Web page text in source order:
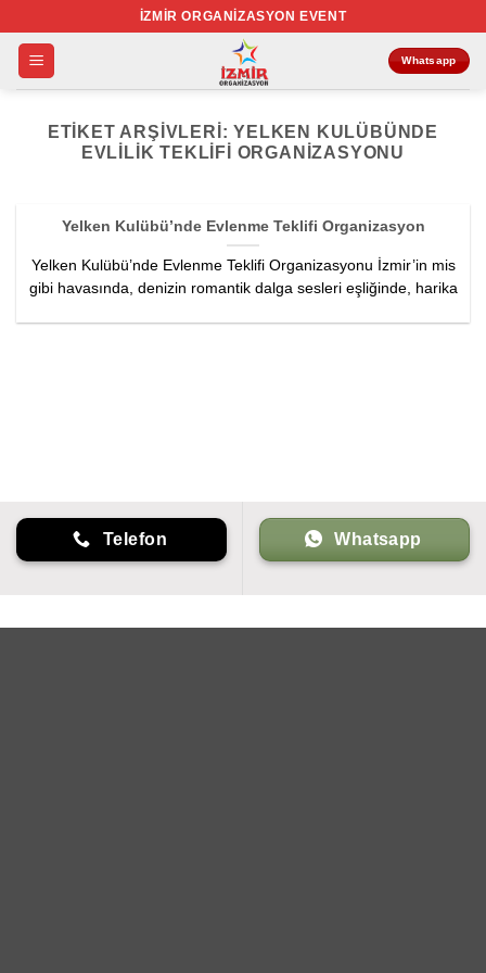
atla
İZMIR ORGANIZASYON EVENT
Whatsapp
ETIKET ARŞIVLERI:YELKEN KULÜBÜNDE
EVLILIK TEKLIFI ORGANIZASYONU
Yelken Kulübü’nde Evlenme Teklifi Organizasyon
Yelken Kulübü’nde Evlenme Teklifi Organizasyonu İzmir’in mis
gibi havasında, denizin romantik dalga sesleri eşliğinde, harika
Telefon Whatsapp